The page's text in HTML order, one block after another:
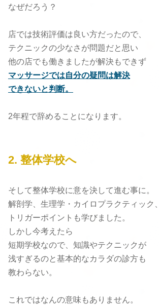
なぜだろう？
店では技術評価は良い方だったので、
テクニックの少なさが問題だと思い
他の店でも働きましたが解決もできず
マッサージでは自分の疑問は解決
できないと判断。
2年程で辞めることになります。
2. 整体学校へ
そして整体学校に意を決して進む事に。
解剖学、生理学・カイロプラクティック、
トリガーポイントも学びました。
しかし今考えたら
短期学校なので、知識やテクニックが
浅すぎるのと基本的なカラダの診方も
教わらない。
これではなんの意味もありません。